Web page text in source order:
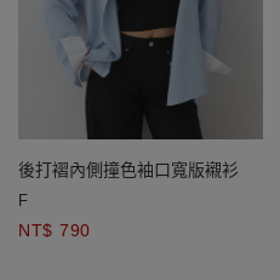
後打褶內側撞色袖口寬版襯衫
F
NT$ 790